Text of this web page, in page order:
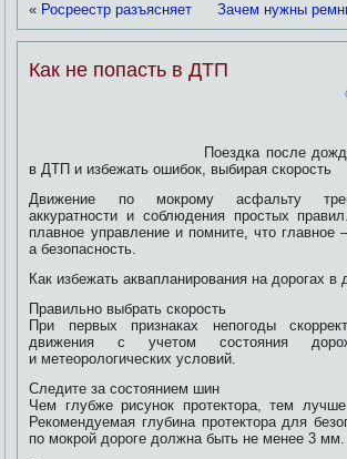
« Росреестр разъясняет Зачем нужны
Как не попасть в ДТП
Поездка после
в ДТП и избежать ошибок, выбирая скорость
Движение по мокрому асфальту
аккуратности и соблюдения простых
плавное управление и помните, что главное
а безопасность.
Как избежать аквапланирования на дорогах в
Правильно выбрать скорость
При первых признаках непогоды
движения с учетом состояния
и метеорологических условий.
Следите за состоянием шин
Чем глубже рисунок протектора, тем
Рекомендуемая глубина протектора для
по мокрой дороге должна быть не менее 3 мм.